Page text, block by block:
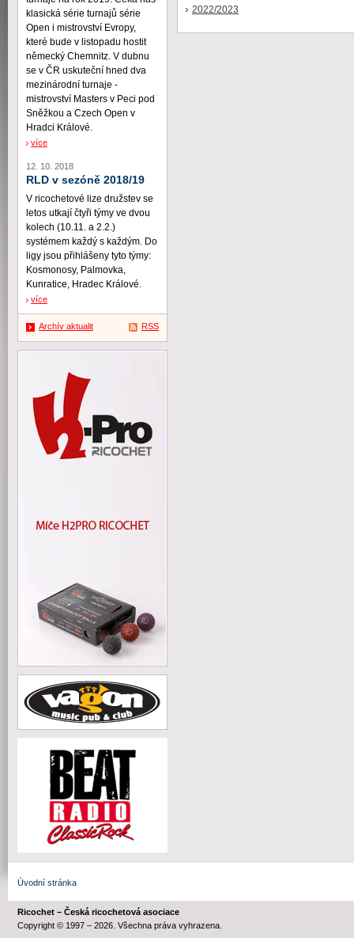
2022/2023
klasická série turnajů série
Open i mistrovství Evropy,
které bude v listopadu hostit
německý Chemnitz. V dubnu
se v ČR uskuteční hned dva
mezinárodní turnaje -
mistrovství Masters v Peci pod
Sněžkou a Czech Open v
Hradci Králové.
více
12. 10. 2018
RLD v sezóně 2018/19
V ricochetové lize družstev se
letos utkají čtyři týmy ve dvou
kolech (10.11. a 2.2.)
systémem každý s každým. Do
ligy jsou přihlášeny tyto týmy:
Kosmonosy, Palmovka,
Kunratice, Hradec Králové.
více
Archív aktualit RSS
Úvodní stránka
Ricochet – Česká ricochetová asociace
Copyright © 1997 – 2026. Všechna práva vyhrazena.